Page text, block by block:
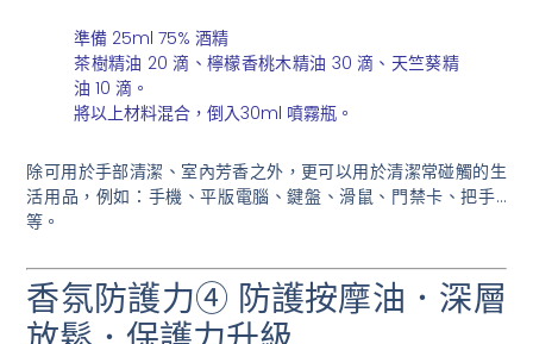
準備 25ml 75% 酒精
茶樹精油 20 滴、檸檬香桃木精油 30 滴、天竺葵精
油 10 滴。
將以上材料混合，倒入30ml 噴霧瓶。
除可用於手部清潔、室內芳香之外，更可以用於清潔常碰觸的生
活用品，例如：手機、平版電腦、鍵盤、滑鼠、門禁卡、把手…
等。
香氛防護力④ 防護按摩油．深層